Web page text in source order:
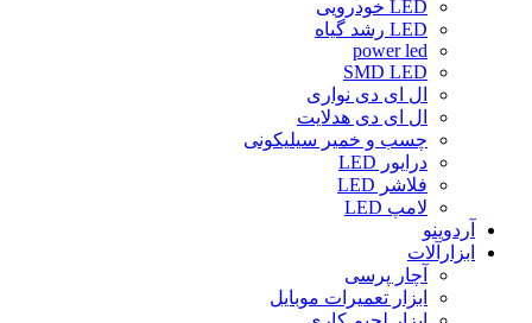
LED خودرویی
LED رشد گیاه
power led
SMD LED
ال ای دی نواری
ال ای دی هدلایت
چسب و خمیر سیلیکونی
درایور LED
فلاشر LED
لامپ LED
آردوینو
ابزارآلات
آچار پرسی
ابزار تعمیرات موبایل